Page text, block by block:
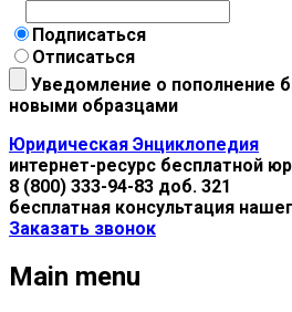
Подписаться
Отписаться
Уведомление о пополнение
новыми образцами
Юридическая Энциклопедия
интернет-ресурс бесплатной
8 (800) 333-94-83 доб. 321
бесплатная консультация
Заказать звонок
Main menu